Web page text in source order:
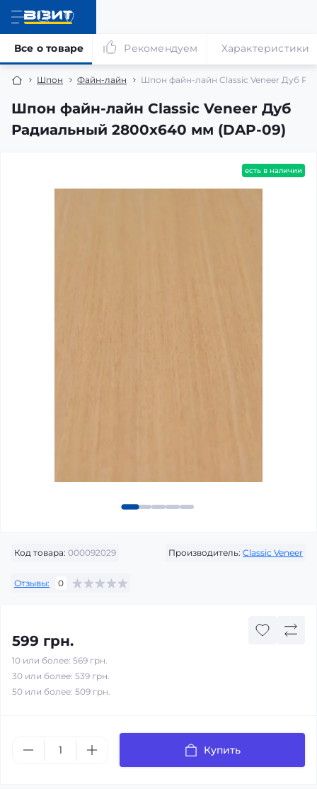
Шпон Файн-лайн Шпон файн-лайн Classic Veneer Дуб
Шпон файн-лайн Classic Veneer Дуб
Радиальный 2800x640 мм (DAP-09)
Все о товаре Рекомендуем Характеристики
есть в наличии
Код товара: 000092029 Производитель: Classic Veneer
Отзывы: 0
599 грн.
10 или более: 569 грн.
30 или более: 539 грн.
50 или более: 509 грн.
Купить